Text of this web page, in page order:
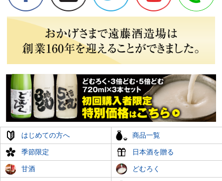
はじめての方へ 商品一覧
季節限定 日本酒を贈る
甘酒 どむろく